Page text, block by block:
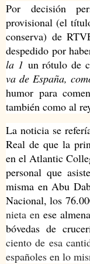
Por decisión
provisional (el
conserva) de
despedido por
la 1 un rótulo de
va de España,
humor para
también como al
La noticia se
Real de que la
en el Atlantic
personal que
misma en Abu
Nacional, los
nieta en ese
bóvedas de
ciento de esa
españoles en lo